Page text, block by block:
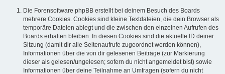
Die Forensoftware phpBB erstellt bei deinem Besuch des Boards
mehrere Cookies. Cookies sind kleine Textdateien, die dein Browser als
temporäre Dateien ablegt und die zwischen den einzelnen Aufrufen des
Boards erhalten bleiben. In diesen Cookies sind die aktuelle ID deiner
Sitzung (damit dir alle Seitenaufrufe zugeordnet werden können),
Informationen über die von dir gelesenen Beiträge (zur Markierung
dieser als gelesen/ungelesen; sofern du nicht angemeldet bist) sowie
Informationen über deine Teilnahme an Umfragen (sofern du nicht